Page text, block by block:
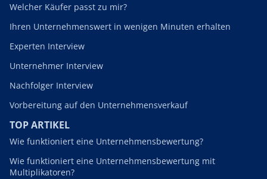
Welcher Käufer passt zu mir?
Ihren Unternehmenswert in wenigen Minuten erhalten
Experten Interview
Unternehmer Interview
Nachfolger Interview
Vorbereitung auf den Unternehmensverkauf
TOP ARTIKEL
Wie funktioniert eine Unternehmensbewertung?
Wie funktioniert eine Unternehmensbewertung mit
Multiplikatoren?